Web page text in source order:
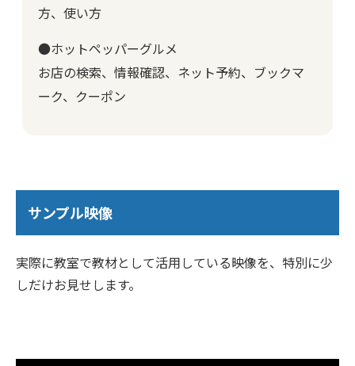
方、使い方
●ホットペッパーグルメ
お店の検索、情報確認、ネット予約、ブックマ
ーク、クーポン
サンプル映像
実際に教室で教材として活用している映像を、特別に少
しだけお見せします。